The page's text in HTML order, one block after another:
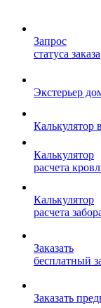
Запрос
статуса заказа
Экстерьер
Калькулятор
Калькулятор
расчета
Калькулятор
расчета
Заказать
бесплатный
Заказать